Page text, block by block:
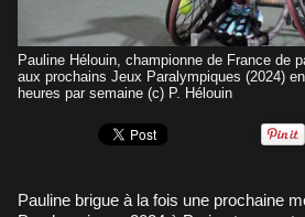
Pauline Hélouin, championne de France de
aux prochains Jeux Paralympiques (2024)
heures par semaine (c) P. Hélouin
Pauline brigue à la fois une prochaine médaille, aux Jeux